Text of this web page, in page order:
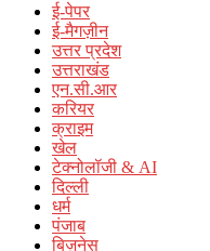
ई-पेपर
ई-मैगज़ीन
उत्तर प्रदेश
उत्तराखंड
एन.सी.आर
करियर
क्राइम
खेल
टेक्नोलॉजी & AI
दिल्ली
धर्म
पंजाब
बिज़नेस